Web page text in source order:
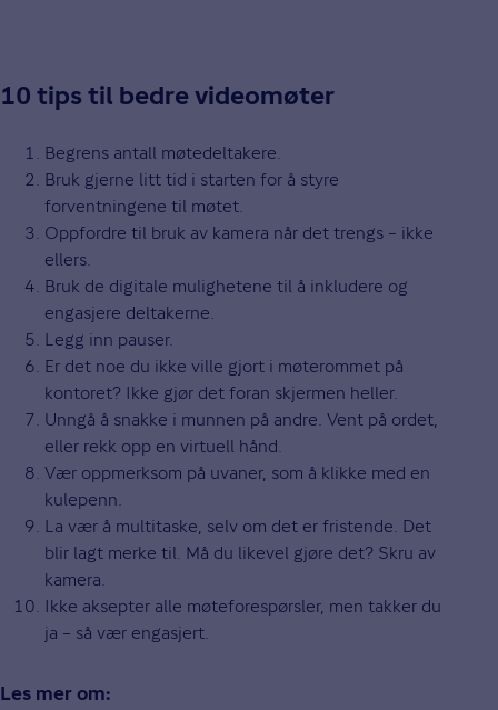
10 tips til bedre videomøter
Begrens antall møtedeltakere.
Bruk gjerne litt tid i starten for å styre
forventningene til møtet.
Oppfordre til bruk av kamera når det trengs – ikke
ellers.
Bruk de digitale mulighetene til å inkludere og
engasjere deltakerne.
Legg inn pauser.
Er det noe du ikke ville gjort i møterommet på
kontoret? Ikke gjør det foran skjermen heller.
Unngå å snakke i munnen på andre. Vent på ordet,
eller rekk opp en virtuell hånd.
Vær oppmerksom på uvaner, som å klikke med en
kulepenn.
La vær å multitaske, selv om det er fristende. Det
blir lagt merke til. Må du likevel gjøre det? Skru av
kamera.
Ikke aksepter alle møteforespørsler, men takker du
ja – så vær engasjert.
Les mer om: